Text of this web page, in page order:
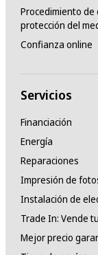
Procedimiento de
protección del
Confianza online
Servicios
Financiación
Energía
Reparaciones
Impresión de
Instalación de
Trade In: Vende
Mejor precio